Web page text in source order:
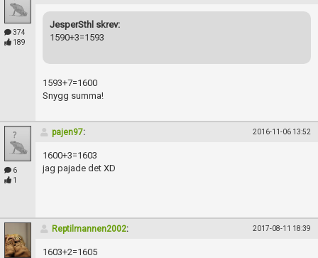
374
189
JesperSthl skrev:
1590+3=1593
1593+7=1600
Snygg summa!
6
1
pajen97: 2016-11-06 13:52
1600+3=1603
jag pajade det XD
Reptilmannen2002: 2017-08-11 18:39
1603+2=1605